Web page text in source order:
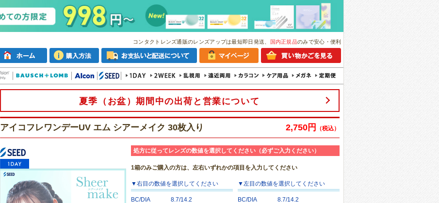
コンタクトレンズ通販のレンズアップは最短即日発送、 国内正規品のみで安心・便利
夏季（お盆）期間中の出荷と営業について
アイコフレワンデーUV エム シアーメイク 30枚入り 2,750円 （税込）
処方に従ってレンズの数値を選択してください（必ずご入力ください）
1箱のみご購入の方は、左右いずれかの項目を入力してください
▼右目の数値を選択してください
BC/DIA 8.7/14.2
▼左目の数値を選択してください
BC/DIA 8.7/14.2